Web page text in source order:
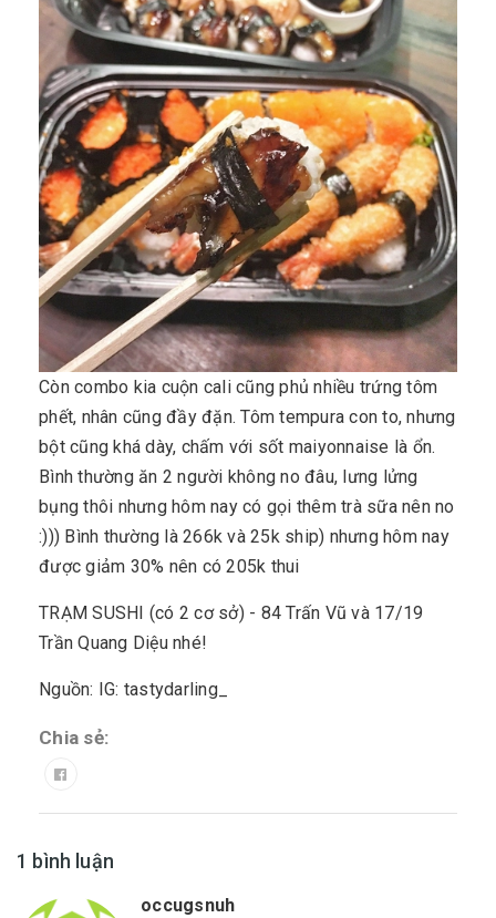
Còn combo kia cuộn cali cũng phủ nhiều trứng tôm
phết, nhân cũng đầy đặn. Tôm tempura con to, nhưng
bột cũng khá dày, chấm với sốt maiyonnaise là ổn.
Bình thường ăn 2 người không no đâu, lưng lửng
bụng thôi nhưng hôm nay có gọi thêm trà sữa nên no
:))) Bình thường là 266k và 25k ship) nhưng hôm nay
được giảm 30% nên có 205k thui
TRẠM SUSHI (có 2 cơ sở) - 84 Trấn Vũ và 17/19
Trần Quang Diệu nhé!
Nguồn: IG: tastydarling_
Chia sẻ:
1 bình luận
occugsnuh